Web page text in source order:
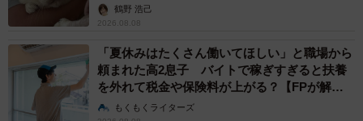
鶴野 浩己
2026.08.08
「夏休みはたくさん働いてほしい」と職場から
頼まれた高2息子 バイトで稼ぎすぎると扶養
を外れて税金や保険料が上がる？【FPが解
説】もくもくライターズ